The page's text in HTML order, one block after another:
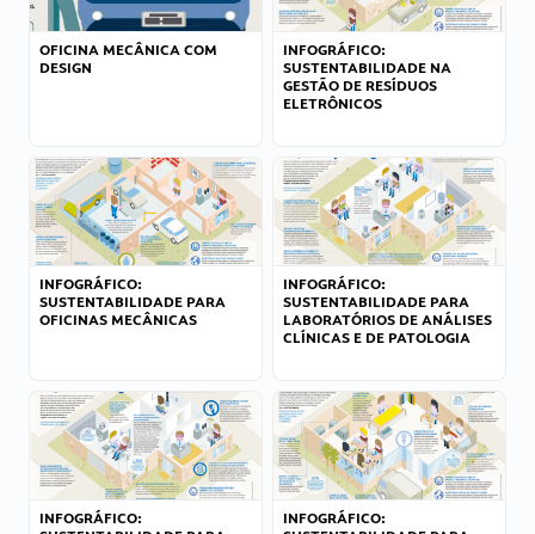
OFICINA MECÂNICA COM
DESIGN
INFOGRÁFICO:
SUSTENTABILIDADE NA
GESTÃO DE RESÍDUOS
ELETRÔNICOS
INFOGRÁFICO:
SUSTENTABILIDADE PARA
OFICINAS MECÂNICAS
INFOGRÁFICO:
SUSTENTABILIDADE PARA
LABORATÓRIOS DE ANÁLISES
CLÍNICAS E DE PATOLOGIA
INFOGRÁFICO:
INFOGRÁFICO: